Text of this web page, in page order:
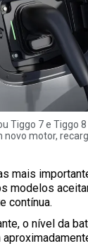
Tiggo 7 e Tiggo
novo motor,
mais
modelos
contínua.
o nível da